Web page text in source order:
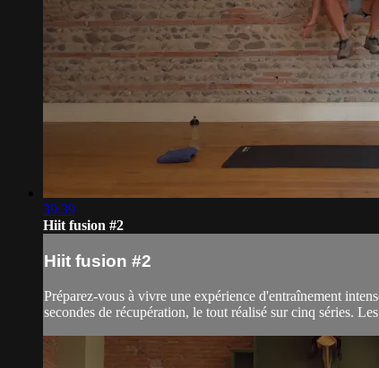
39:39
Hiit fusion #2
Hiit fusion #2
Préparez-vous à vivre une expérience d'entraînement
secondes de récupération, le tout réalisé sur cinq séries.